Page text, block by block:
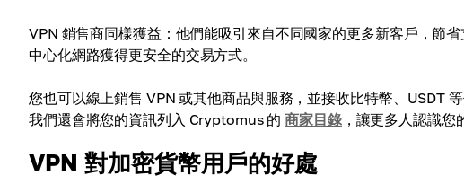
VPN 銷售商同樣獲益：他們能吸引來自不同國家的更多新客戶，節
中心化網路獲得更安全的交易方式。
您也可以線上銷售 VPN 或其他商品與服務，並接收比特幣、USDT
我們還會將您的資訊列入 Cryptomus 的商家目錄，讓更多人認識您
VPN 對加密貨幣用戶的好處